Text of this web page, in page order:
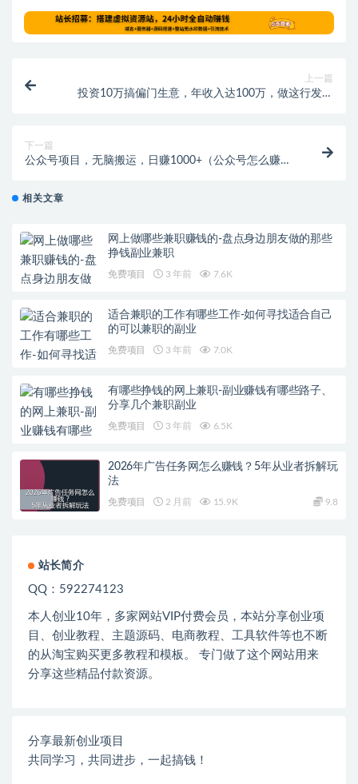
上一篇
投资10万搞偏门生意，年收入达100万，做这行发财
下一篇
公众号项目，无脑搬运，日赚1000+（公众号怎么赚
相关文章
网上做哪些兼职赚钱的-盘点身边朋友做的那些
挣钱副业兼职
免费项目 3 年前 7.6K
适合兼职的工作有哪些工作-如何寻找适合自己
的可以兼职的副业
免费项目 3 年前 7.0K
有哪些挣钱的网上兼职-副业赚钱有哪些路子、
分享几个兼职副业
免费项目 3 年前 6.5K
2026年广告任务网怎么赚钱？5年从业者拆解玩
法
免费项目 2 月前 15.9K 9.8
站长简介
QQ：592274123
本人创业10年，多家网站VIP付费会员，本站分享创业项
目、创业教程、主题源码、电商教程、工具软件等也不断
的从淘宝购买更多教程和模板。 专门做了这个网站用来
分享这些精品付款资源。
分享最新创业项目
共同学习，共同进步，一起搞钱！